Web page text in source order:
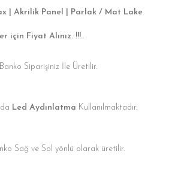
| Akrilik Panel | Parlak / Mat Lake
için Fiyat Alınız. !!!..
Siparişiniz İle Üretilir.
Led Aydınlatma Kullanılmaktadır.
Sağ ve Sol yönlü olarak üretilir.